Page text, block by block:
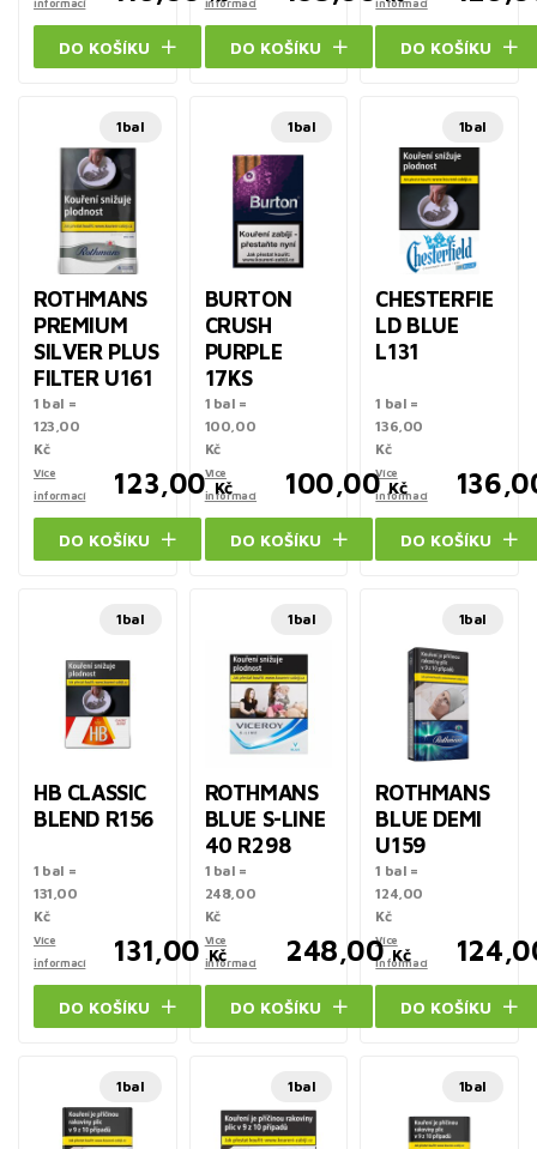
DO KOŠÍKU DO KOŠÍKU DO KOŠÍKU
1bal
ROTHMANS
PREMIUM
SILVER PLUS
FILTER U161
1 bal =
123,00
Kč
Více
informací
123,00 Kč
DO KOŠÍKU
1bal
BURTON
CRUSH
PURPLE
17KS
1 bal =
100,00
Kč
Více
informací
100,00 Kč
DO KOŠÍKU
1bal
CHESTERFIE
LD BLUE
L131
1 bal =
136,00
Kč
Více
informací
DO KOŠÍKU
1bal
HB CLASSIC
BLEND R156
1 bal =
131,00
Kč
Více
informací
131,00 Kč
DO KOŠÍKU
1bal
ROTHMANS
BLUE S-LINE
40 R298
1 bal =
248,00
Kč
Více
informací
248,00 Kč
DO KOŠÍKU
1bal
ROTHMANS
BLUE DEMI
U159
1 bal =
124,00
Kč
Více
informací
DO KOŠÍKU
1bal 1bal 1bal